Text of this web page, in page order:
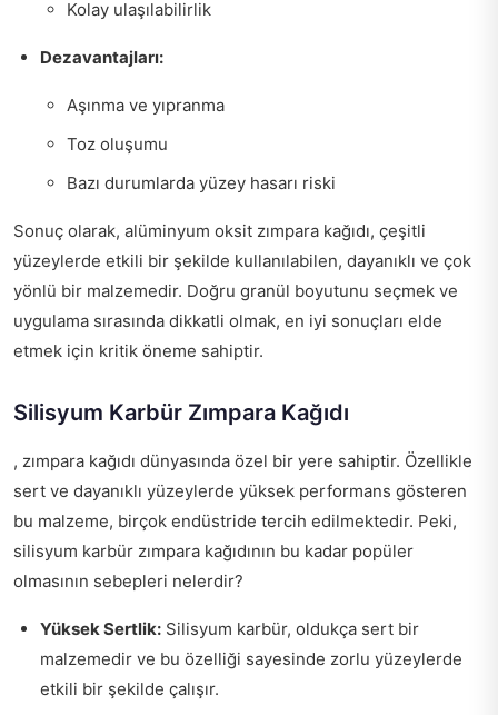
Kolay ulaşılabilirlik
Dezavantajları:
Aşınma ve yıpranma
Toz oluşumu
Bazı durumlarda yüzey hasarı riski
Sonuç olarak, alüminyum oksit zımpara kağıdı, çeşitli
yüzeylerde etkili bir şekilde kullanılabilen, dayanıklı ve çok
yönlü bir malzemedir. Doğru granül boyutunu seçmek ve
uygulama sırasında dikkatli olmak, en iyi sonuçları elde
etmek için kritik öneme sahiptir.
Silisyum Karbür Zımpara Kağıdı
, zımpara kağıdı dünyasında özel bir yere sahiptir. Özellikle
sert ve dayanıklı yüzeylerde yüksek performans gösteren
bu malzeme, birçok endüstride tercih edilmektedir. Peki,
silisyum karbür zımpara kağıdının bu kadar popüler
olmasının sebepleri nelerdir?
Yüksek Sertlik: Silisyum karbür, oldukça sert bir
malzemedir ve bu özelliği sayesinde zorlu yüzeylerde
etkili bir şekilde çalışır.